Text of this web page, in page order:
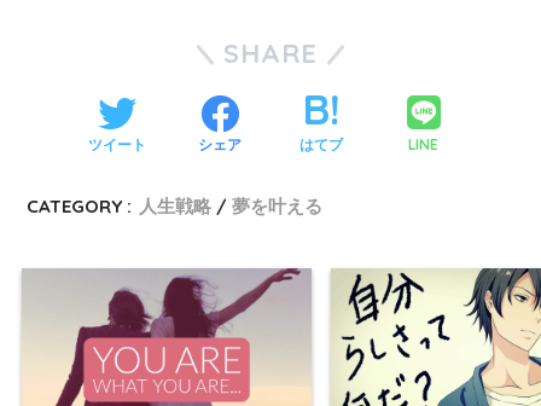
SHARE
ツイート シェア はてブ LINE
CATEGORY : 人生戦略 夢を叶える